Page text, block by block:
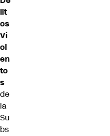
lit
os
Vi
ol
en
to
s
de
la
Su
bs